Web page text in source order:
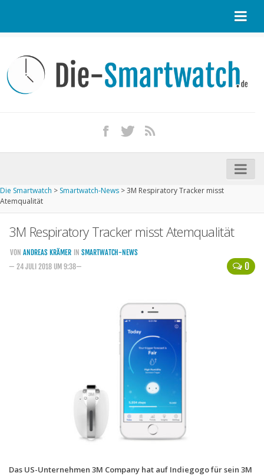
Kontakt / Tipp geben
Impressum
iPhone kaufen
Startseite
Kommende Smartwatches
Marken und Modelle
Smartphonetarife
Smartphonetarife
Prepaid-Tarife
Datentarife
Mobilfunk-Vergleichsrechner
Die Smartwatch > Smartwatch-News >3M Respiratory Tracker misst
Atemqualität
3M Respiratory Tracker misst Atemqualität
0
VON ANDREAS KRÄMER IN SMARTWATCH-NEWS
— 24 JULI 2018 UM 9:38—
Das US-Unternehmen 3M Company hat auf Indiegogo für sein 3M